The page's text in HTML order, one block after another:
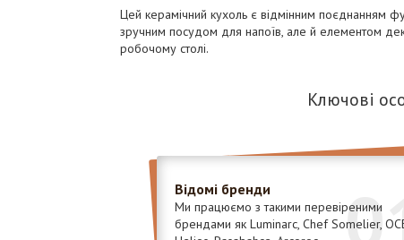
Цей керамічний кухоль є відмінним поєднанням
зручним посудом для напоїв, але й елементом
робочому столі.
Ключові
Відомі бренди
Ми працюємо з такими перевіреними
брендами як Luminarc, Chef Somelier,